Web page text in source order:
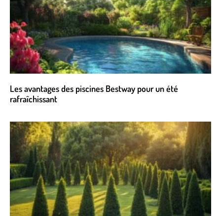
Les avantages des piscines Bestway pour un été
rafraîchissant